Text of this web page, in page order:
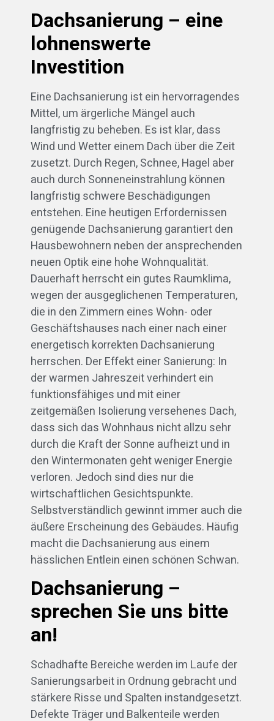
Dachsanierung – eine
lohnenswerte
Investition
Eine Dachsanierung ist ein hervorragendes
Mittel, um ärgerliche Mängel auch
langfristig zu beheben. Es ist klar, dass
Wind und Wetter einem Dach über die Zeit
zusetzt. Durch Regen, Schnee, Hagel aber
auch durch Sonneneinstrahlung können
langfristig schwere Beschädigungen
entstehen. Eine heutigen Erfordernissen
genügende Dachsanierung garantiert den
Hausbewohnern neben der ansprechenden
neuen Optik eine hohe Wohnqualität.
Dauerhaft herrscht ein gutes Raumklima,
wegen der ausgeglichenen Temperaturen,
die in den Zimmern eines Wohn- oder
Geschäftshauses nach einer nach einer
energetisch korrekten Dachsanierung
herrschen. Der Effekt einer Sanierung: In
der warmen Jahreszeit verhindert ein
funktionsfähiges und mit einer
zeitgemäßen Isolierung versehenes Dach,
dass sich das Wohnhaus nicht allzu sehr
durch die Kraft der Sonne aufheizt und in
den Wintermonaten geht weniger Energie
verloren. Jedoch sind dies nur die
wirtschaftlichen Gesichtspunkte.
Selbstverständlich gewinnt immer auch die
äußere Erscheinung des Gebäudes. Häufig
macht die Dachsanierung aus einem
hässlichen Entlein einen schönen Schwan.
Dachsanierung –
sprechen Sie uns bitte
an!
Schadhafte Bereiche werden im Laufe der
Sanierungsarbeit in Ordnung gebracht und
stärkere Risse und Spalten instandgesetzt.
Defekte Träger und Balkenteile werden